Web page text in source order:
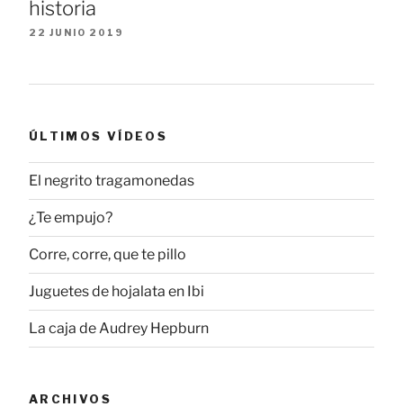
historia
22 JUNIO 2019
ÚLTIMOS VÍDEOS
El negrito tragamonedas
¿Te empujo?
Corre, corre, que te pillo
Juguetes de hojalata en Ibi
La caja de Audrey Hepburn
ARCHIVOS